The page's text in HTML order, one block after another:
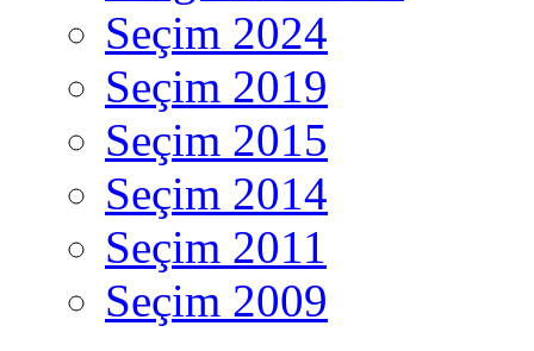
Seçim 2024
Seçim 2019
Seçim 2015
Seçim 2014
Seçim 2011
Seçim 2009